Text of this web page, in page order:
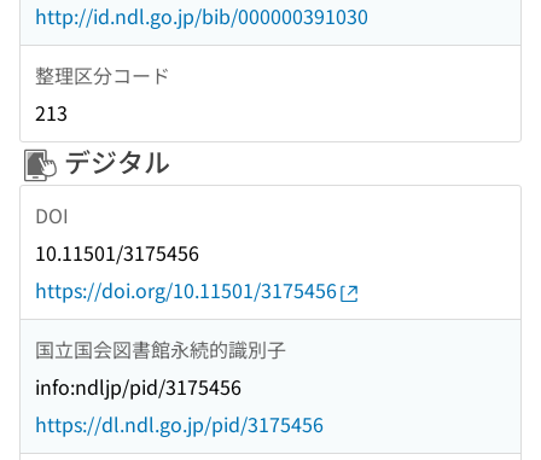
http://id.ndl.go.jp/bib/000000391030
整理区分コード
213
デジタル
DOI
10.11501/3175456
https://doi.org/10.11501/3175456
国立国会図書館永続的識別子
info:ndljp/pid/3175456
https://dl.ndl.go.jp/pid/3175456